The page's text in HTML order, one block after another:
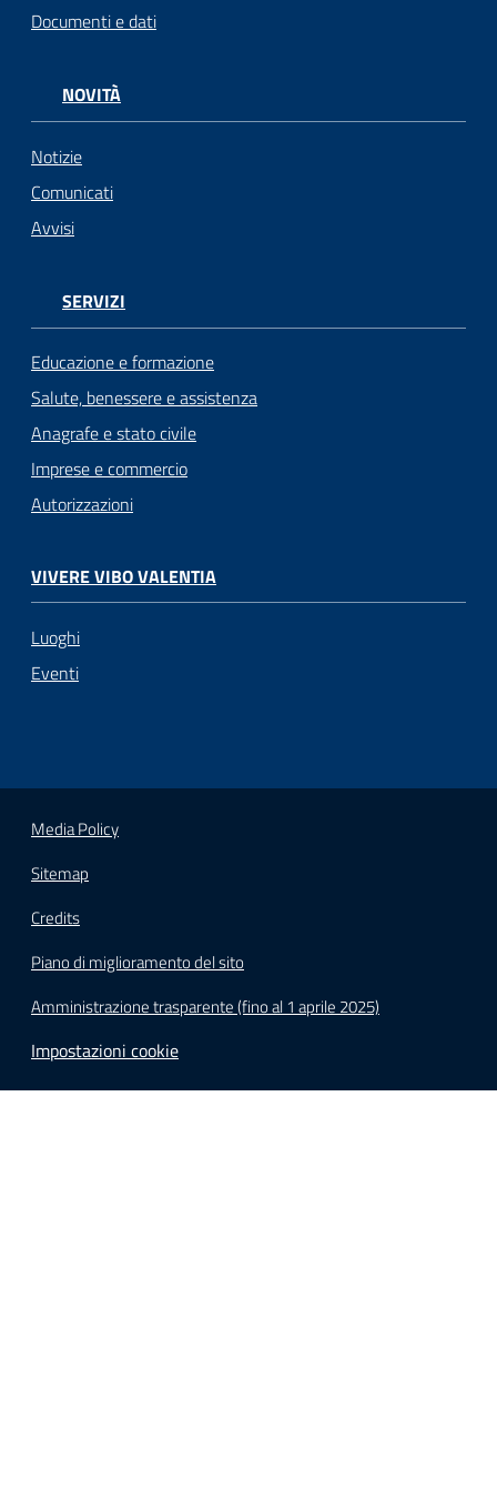
Documenti e dati
NOVITÀ
Notizie
Comunicati
Avvisi
SERVIZI
Educazione e formazione
Salute, benessere e assistenza
Anagrafe e stato civile
Imprese e commercio
Autorizzazioni
VIVERE VIBO VALENTIA
Luoghi
Eventi
Media Policy
Sitemap
Credits
Piano di miglioramento del sito
Amministrazione trasparente (fino al 1 aprile 2025)
Impostazioni cookie